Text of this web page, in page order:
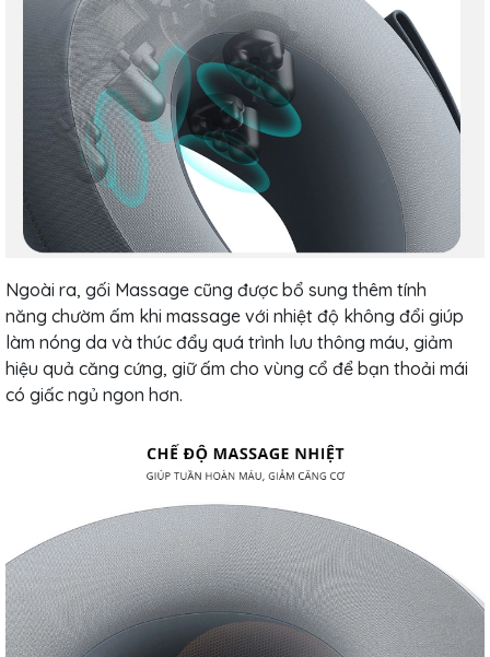
Ngoài ra, gối Massage cũng được bổ sung thêm tính
năng chườm ấm khi massage với nhiệt độ không đổi giúp
làm nóng da và thúc đẩy quá trình lưu thông máu, giảm
hiệu quả căng cứng, giữ ấm cho vùng cổ để bạn thoải mái
có giấc ngủ ngon hơn.